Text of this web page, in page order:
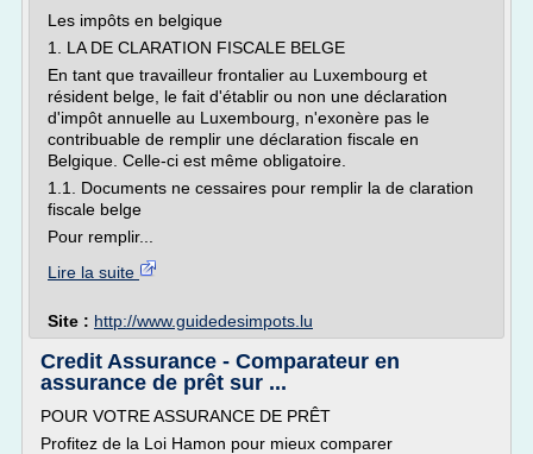
Les impôts en belgique
1. LA DE CLARATION FISCALE BELGE
En tant que travailleur frontalier au Luxembourg et
résident belge, le fait d'établir ou non une déclaration
d'impôt annuelle au Luxembourg, n'exonère pas le
contribuable de remplir une déclaration fiscale en
Belgique. Celle-ci est même obligatoire.
1.1. Documents ne cessaires pour remplir la de claration
fiscale belge
Pour remplir...
Lire la suite
Site : http://www.guidedesimpots.lu
Credit Assurance - Comparateur en
assurance de prêt sur ...
POUR VOTRE ASSURANCE DE PRÊT
Profitez de la Loi Hamon pour mieux comparer